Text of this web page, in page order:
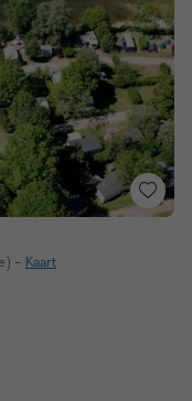
Kaart